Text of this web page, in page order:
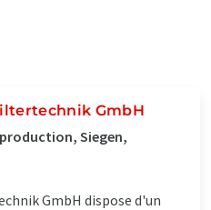
GmbH
Siegen,
GmbH dispose d'un